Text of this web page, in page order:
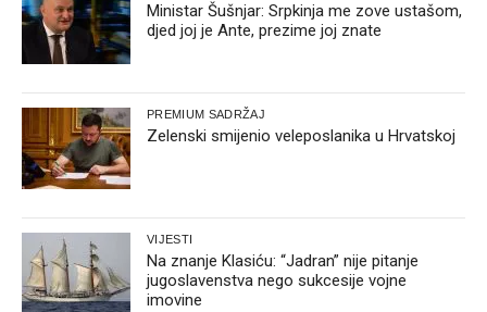
Ministar Šušnjar: Srpkinja me zove ustašom,
djed joj je Ante, prezime joj znate
PREMIUM SADRŽAJ
Zelenski smijenio veleposlanika u Hrvatskoj
VIJESTI
Na znanje Klasiću: “Jadran” nije pitanje
jugoslavenstva nego sukcesije vojne
imovine